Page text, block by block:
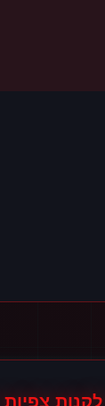
צפיות